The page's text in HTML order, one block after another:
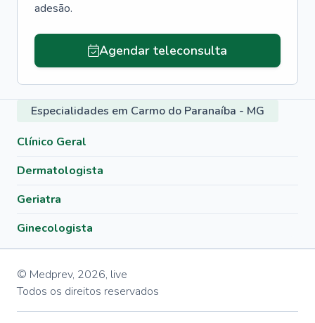
adesão.
Agendar teleconsulta
Especialidades em Carmo do Paranaíba - MG
Clínico Geral
Dermatologista
Geriatra
Ginecologista
© Medprev, 2026, live
Todos os direitos reservados